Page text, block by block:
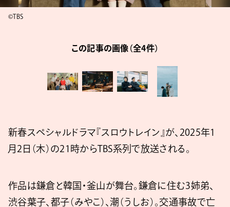
©TBS
この記事の画像（全4件）
新春スペシャルドラマ『スロウトレイン』が、2025年1
月2日（木）の21時からTBS系列で放送される。
作品は鎌倉と韓国・釜山が舞台。鎌倉に住む3姉弟、
渋谷葉子、都子（みやこ）、潮（うしお）。交通事故で亡